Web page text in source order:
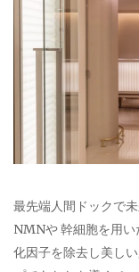
最先端人間ドックで
NMNや 幹細胞を用
化因子を除去し美し